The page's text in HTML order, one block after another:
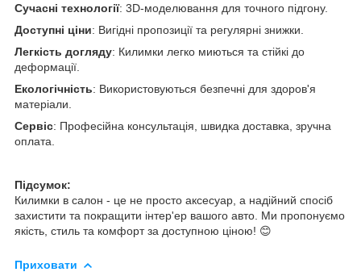
Сучасні технології: 3D-моделювання для точного підгону.
Доступні ціни: Вигідні пропозиції та регулярні знижки.
Легкість догляду: Килимки легко миються та стійкі до
деформації.
Екологічність: Використовуються безпечні для здоров'я
матеріали.
Сервіс: Професійна консультація, швидка доставка, зручна
оплата.
Підсумок:
Килимки в салон - це не просто аксесуар, а надійний спосіб
захистити та покращити інтер'ер вашого авто. Ми пропонуємо
якість, стиль та комфорт за доступною ціною! 😊
Приховати